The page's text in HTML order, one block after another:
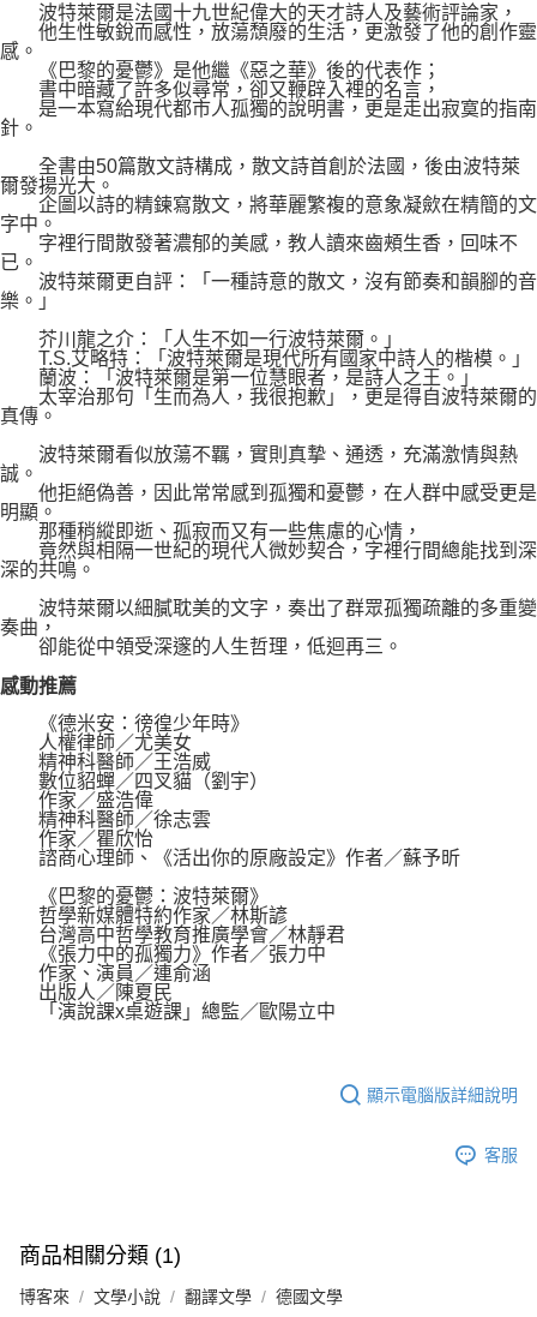
波特萊爾是法國十九世紀偉大的天才詩人及藝術評論家，
他生性敏銳而感性，放蕩頹廢的生活，更激發了他的創作靈
感。
《巴黎的憂鬱》是他繼《惡之華》後的代表作；
書中暗藏了許多似尋常，卻又鞭辟入裡的名言，
是一本寫給現代都市人孤獨的說明書，更是走出寂寞的指南
針。
全書由50篇散文詩構成，散文詩首創於法國，後由波特萊
爾發揚光大。
企圖以詩的精鍊寫散文，將華麗繁複的意象凝歛在精簡的文
字中。
字裡行間散發著濃郁的美感，教人讀來齒頰生香，回味不
已。
波特萊爾更自評：「一種詩意的散文，沒有節奏和韻腳的音
樂。」
芥川龍之介：「人生不如一行波特萊爾。」
T.S.艾略特：「波特萊爾是現代所有國家中詩人的楷模。」
蘭波：「波特萊爾是第一位慧眼者，是詩人之王。」
太宰治那句「生而為人，我很抱歉」，更是得自波特萊爾的
真傳。
波特萊爾看似放蕩不羈，實則真摯、通透，充滿激情與熱
誠。
他拒絕偽善，因此常常感到孤獨和憂鬱，在人群中感受更是
明顯。
那種稍縱即逝、孤寂而又有一些焦慮的心情，
竟然與相隔一世紀的現代人微妙契合，字裡行間總能找到深
深的共鳴。
波特萊爾以細膩耽美的文字，奏出了群眾孤獨疏離的多重變
奏曲，
卻能從中領受深邃的人生哲理，低迴再三。
感動推薦
《德米安：徬徨少年時》
人權律師／尤美女
精神科醫師／王浩威
數位貂蟬／四叉貓（劉宇）
作家／盛浩偉
精神科醫師／徐志雲
作家／瞿欣怡
諮商心理師、《活出你的原廠設定》作者／蘇予昕
《巴黎的憂鬱：波特萊爾》
哲學新媒體特約作家／林斯諺
台灣高中哲學教育推廣學會／林靜君
《張力中的孤獨力》作者／張力中
作家、演員／連俞涵
出版人／陳夏民
「演說課x桌遊課」總監／歐陽立中
顯示電腦版詳細說明
客服
商品相關分類 (1)
博客來 文學小說 翻譯文學 德國文學